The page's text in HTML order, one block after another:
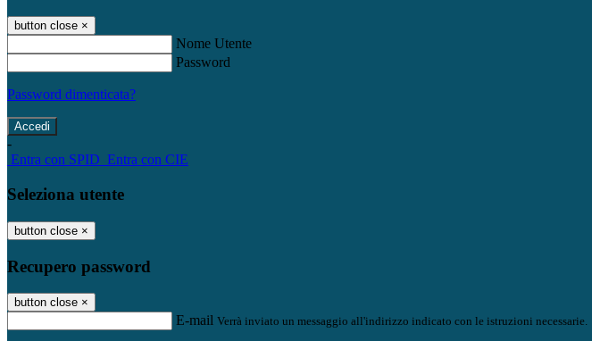
button close ×
Nome Utente
Password
Password dimenticata?
-
Entra con SPID Entra con CIE
Seleziona utente
button close ×
Recupero password
button close ×
E-mail Verrà inviato un messaggio all'indirizzo indicato con le istruzioni necessarie.